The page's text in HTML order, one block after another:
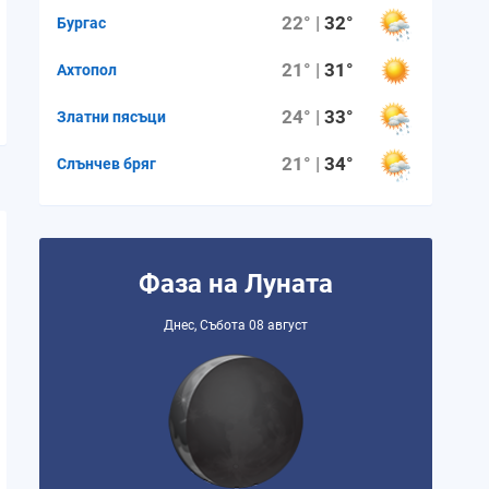
Бургас 22° |32°
Ахтопол 21° |31°
Златни пясъци 24° |33°
Слънчев бряг 21° |34°
Фаза на Луната
Днес, Събота 08 август